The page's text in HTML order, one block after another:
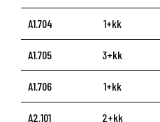
A1.704 1+kk
A1.705 3+kk
A1.706 1+kk
A2.101 2+kk